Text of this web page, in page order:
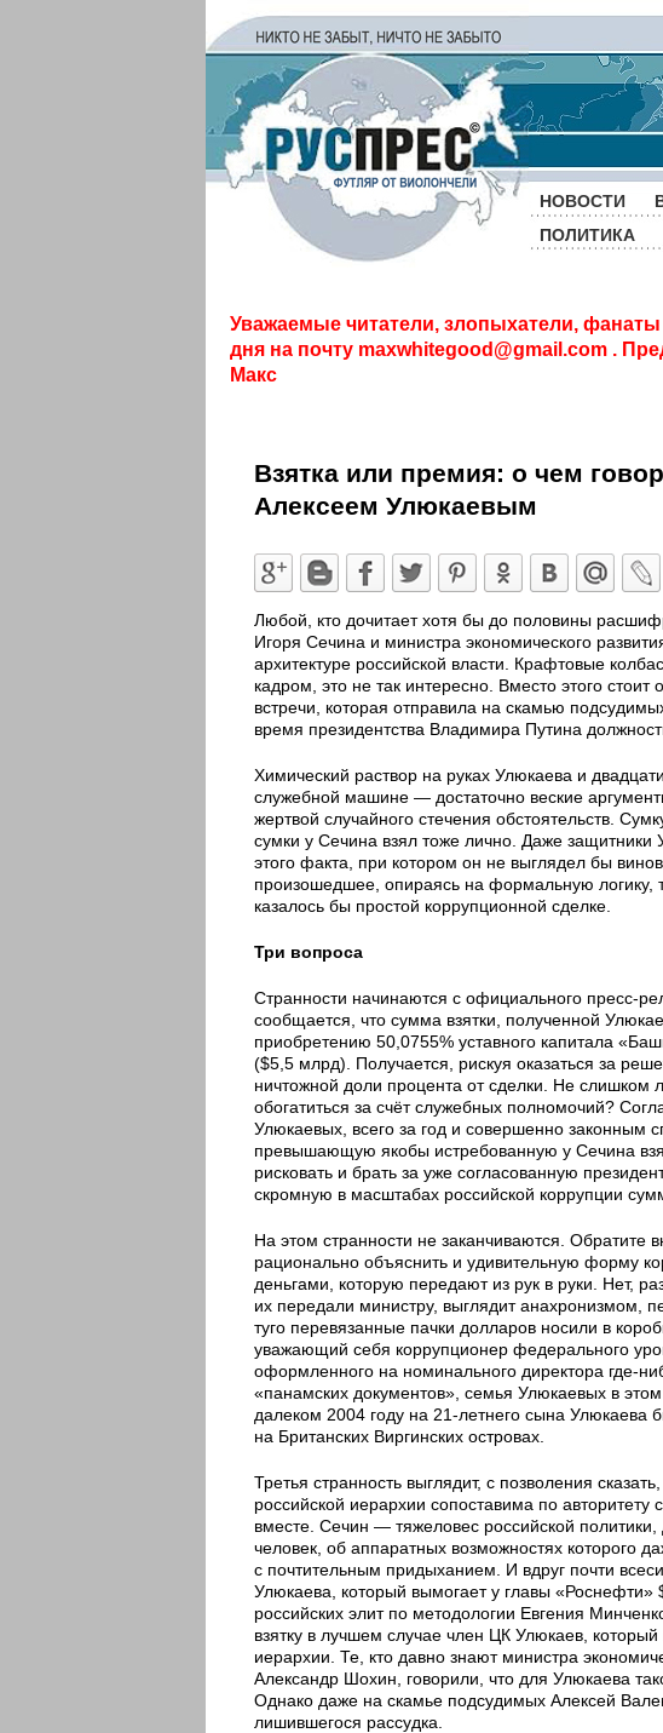
НОВОСТИ
ПОЛИТИКА
Уважаемые читатели, злопыхатели,
дня на почту maxwhitegood@gmail.com .
Макс
Взятка или премия: о чем
Алексеем Улюкаевым
Любой, кто дочитает хотя бы до половины
Игоря Сечина и министра экономического
архитектуре российской власти. Крафтовые
кадром, это не так интересно. Вместо этого стоит
встречи, которая отправила на скамью
время президентства Владимира Путина
Химический раствор на руках Улюкаева и
служебной машине — достаточно веские
жертвой случайного стечения обстоятельств.
сумки у Сечина взял тоже лично. Даже защитники
этого факта, при котором он не выглядел бы
произошедшее, опираясь на формальную логику,
казалось бы простой коррупционной сделке.
Три вопроса
Странности начинаются с официального пресс-
сообщается, что сумма взятки, полученной
приобретению 50,0755% уставного капитала
($5,5 млрд). Получается, рискуя оказаться за
ничтожной доли процента от сделки. Не слишком
обогатиться за счёт служебных полномочий?
Улюкаевых, всего за год и совершенно законным
превышающую якобы истребованную у Сечина
рисковать и брать за уже согласованную
скромную в масштабах российской коррупции
На этом странности не заканчиваются. Обратите
рационально объяснить и удивительную форму
деньгами, которую передают из рук в руки. Нет,
их передали министру, выглядит анахронизмом,
туго перевязанные пачки долларов носили в
уважающий себя коррупционер федерального
оформленного на номинального директора где-
«панамских документов», семья Улюкаевых в
далеком 2004 году на 21-летнего сына
на Британских Виргинских островах.
Третья странность выглядит, с позволения
российской иерархии сопоставима по
вместе. Сечин — тяжеловес российской
человек, об аппаратных возможностях которого
с почтительным придыханием. И вдруг почти
Улюкаева, который вымогает у главы
российских элит по методологии Евгения
взятку в лучшем случае член ЦК Улюкаев,
иерархии. Те, кто давно знают министра
Александр Шохин, говорили, что для Улюкаева
Однако даже на скамье подсудимых Алексей
лишившегося рассудка.